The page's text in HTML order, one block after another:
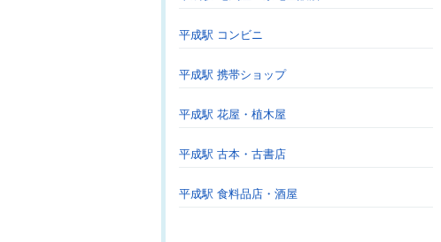
平成駅 コンビニ
平成駅 携帯ショップ
平成駅 花屋・植木屋
平成駅 古本・古書店
平成駅 食料品店・酒屋